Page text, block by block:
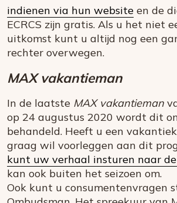
indienen via hun website en de
ECRCS zijn gratis. Als u het niet
uitkomst kunt u altijd nog een
rechter overwegen.
MAX vakantieman
In de laatste MAX vakantieman
op 24 augustus 2020 wordt dit
behandeld. Heeft u een
graag wil voorleggen aan dit
kunt uw verhaal insturen naar
kan ook buiten het seizoen om.
Ook kunt u consumentenvragen